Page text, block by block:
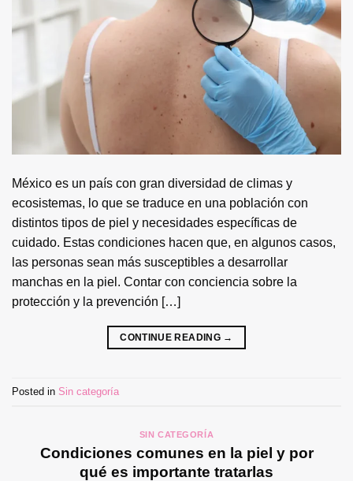
México es un país con gran diversidad de climas y
ecosistemas, lo que se traduce en una población con
distintos tipos de piel y necesidades específicas de
cuidado. Estas condiciones hacen que, en algunos casos,
las personas sean más susceptibles a desarrollar
manchas en la piel. Contar con conciencia sobre la
protección y la prevención […]
CONTINUE READING →
Posted in Sin categoría
SIN CATEGORÍA
Condiciones comunes en la piel y por
qué es importante tratarlas